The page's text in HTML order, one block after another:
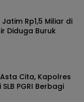
Rp1,5 Miliar di
Diduga Buruk
Cita, Kapolres
PGRI Berbagi